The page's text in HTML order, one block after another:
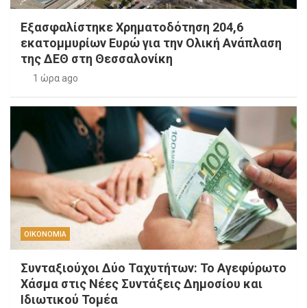
Εξασφαλίστηκε Χρηματοδότηση 204,6
εκατομμυρίων Ευρώ για την Ολική Ανάπλαση
της ΔΕΘ στη Θεσσαλονίκη
1 ώρα ago
ΟΙΚΟΝΟΜΙΑ
Συνταξιούχοι Δύο Ταχυτήτων: Το Αγεφύρωτο
Χάσμα στις Νέες Συντάξεις Δημοσίου και
Ιδιωτικού Τομέα